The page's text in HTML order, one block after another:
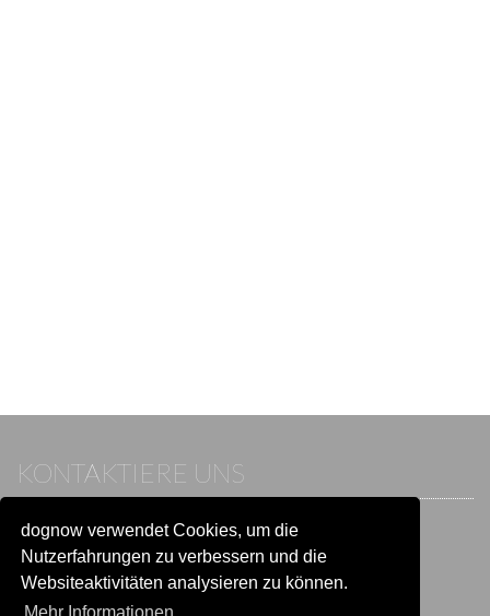
dognow verwendet Cookies, um die
Nutzerfahrungen zu verbessern und die
Websiteaktivitäten analysieren zu können.
KONTAKTIERE UNS
Wenn du bereits einen Account hast, melde dich bitte an.
Sonst besuche unser Hilfe- und Kontaktcenter:
Zu
Hilfe und Kontaktwechseln